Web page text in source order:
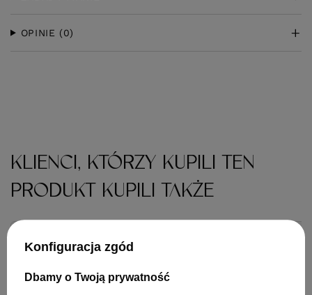
OPINIE (0)
KLIENCI, KTÓRZY KUPILI TEN
PRODUKT KUPILI TAKŻE
Konfiguracja zgód
Dbamy o Twoją prywatność